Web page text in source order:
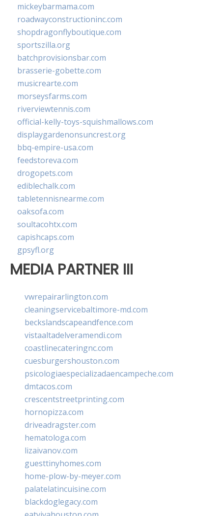
mickeybarmama.com
roadwayconstructioninc.com
shopdragonflyboutique.com
sportszilla.org
batchprovisionsbar.com
brasserie-gobette.com
musicrearte.com
morseysfarms.com
riverviewtennis.com
official-kelly-toys-squishmallows.com
displaygardenonsuncrest.org
bbq-empire-usa.com
feedstoreva.com
drogopets.com
ediblechalk.com
tabletennisnearme.com
oaksofa.com
soultacohtx.com
capishcaps.com
gpsyfl.org
MEDIA PARTNER III
vwrepairarlington.com
cleaningservicebaltimore-md.com
beckslandscapeandfence.com
vistaaltadelveramendi.com
coastlinecateringnc.com
cuesburgershouston.com
psicologiaespecializadaencampeche.com
dmtacos.com
crescentstreetprinting.com
hornopizza.com
driveadragster.com
hematologa.com
lizaivanov.com
guesttinyhomes.com
home-plow-by-meyer.com
palatelatincuisine.com
blackdoglegacy.com